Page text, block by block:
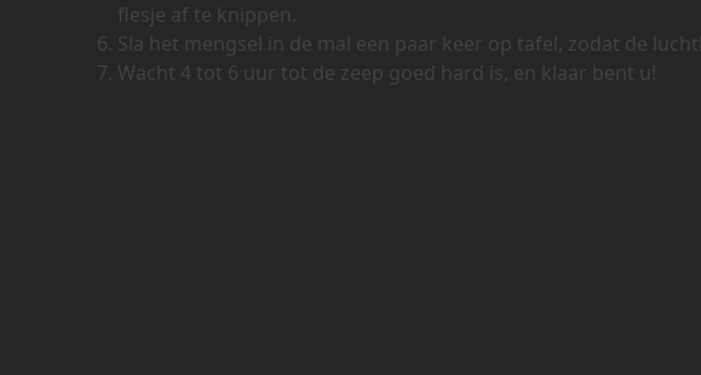
flesje af te knippen.
Sla het mengsel in de mal een paar keer op tafel, zodat de
Wacht 4 tot 6 uur tot de zeep goed hard is, en klaar bent u!